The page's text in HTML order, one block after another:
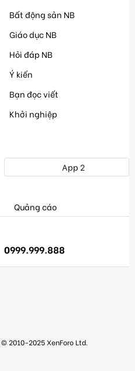
Bất động sản NB
Giáo dục NB
Hỏi đáp NB
Ý kiến
Bạn đọc viết
Khởi nghiệp
App 2
Quảng cáo
0999.999.888
© 2010-2025 XenForo Ltd.